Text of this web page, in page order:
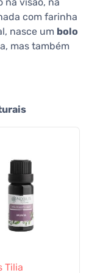
com farinha
nasce um bolo
mas também
Tilia